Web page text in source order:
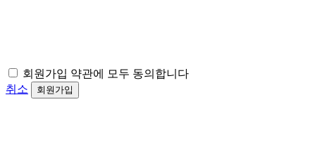
회원가입 약관에 모두 동의합니다
취소
회원가입